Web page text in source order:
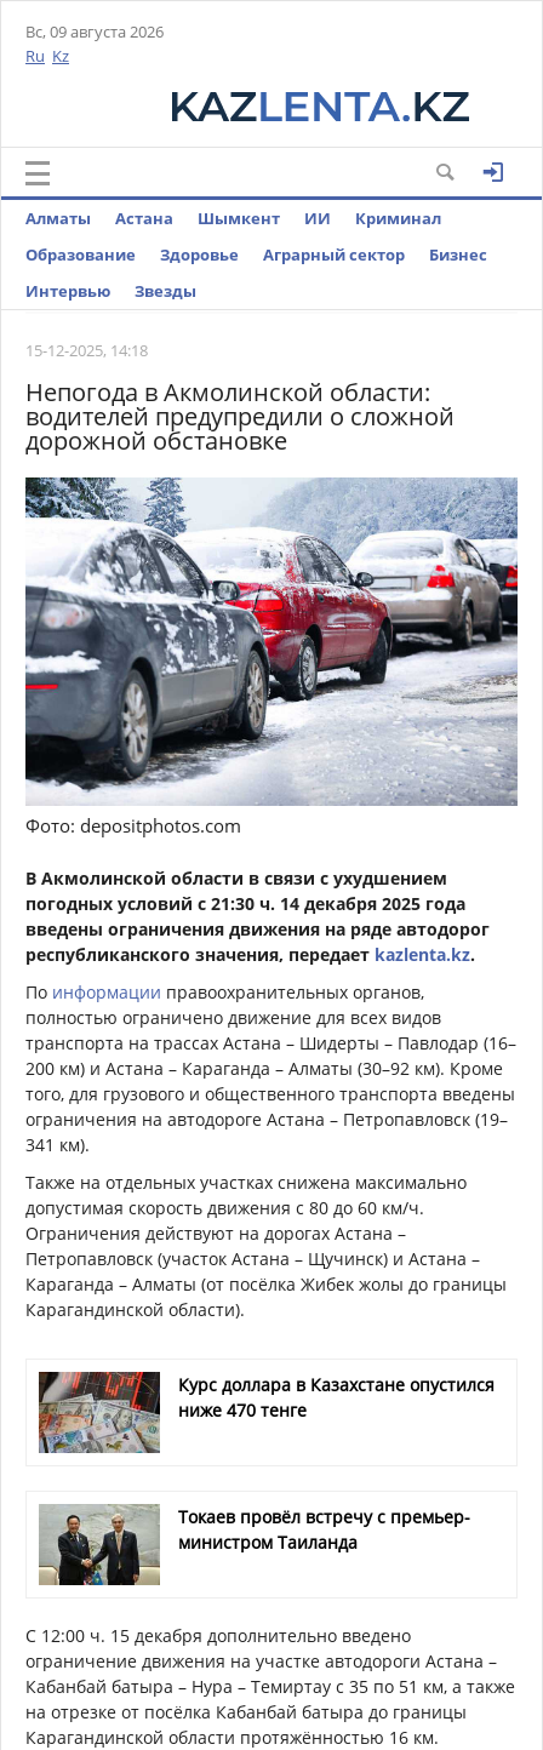
Вс, 09 августа 2026
Ru Kz
Алматы Астана Шымкент ИИ
Криминал
Образование
Здоровье Аграрный сектор
Бизнес
Интервью
Звезды
15-12-2025, 14:18
Непогода в Акмолинской области:
водителей предупредили о сложной
дорожной обстановке
Фото: depositphotos.com
В Акмолинской области в связи с ухудшением
погодных условий с 21:30 ч. 14 декабря 2025 года
введены ограничения движения на ряде автодорог
республиканского значения, передает kazlenta.kz.
По информации правоохранительных органов,
полностью ограничено движение для всех видов
транспорта на трассах Астана – Шидерты – Павлодар (16–
200 км) и Астана – Караганда – Алматы (30–92 км). Кроме
того, для грузового и общественного транспорта введены
ограничения на автодороге Астана – Петропавловск (19–
341 км).
Также на отдельных участках снижена максимально
допустимая скорость движения с 80 до 60 км/ч.
Ограничения действуют на дорогах Астана –
Петропавловск (участок Астана – Щучинск) и Астана –
Караганда – Алматы (от посёлка Жибек жолы до границы
Карагандинской области).
Курс доллара в Казахстане опустился
ниже 470 тенге
Токаев провёл встречу с премьер-
министром Таиланда
С 12:00 ч. 15 декабря дополнительно введено
ограничение движения на участке автодороги Астана –
Кабанбай батыра – Нура – Темиртау с 35 по 51 км, а также
на отрезке от посёлка Кабанбай батыра до границы
Карагандинской области протяжённостью 16 км.